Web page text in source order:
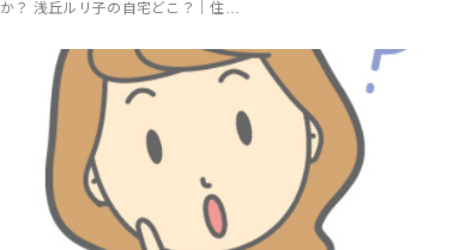
か？ 浅丘ルリ子の自宅どこ？｜住…